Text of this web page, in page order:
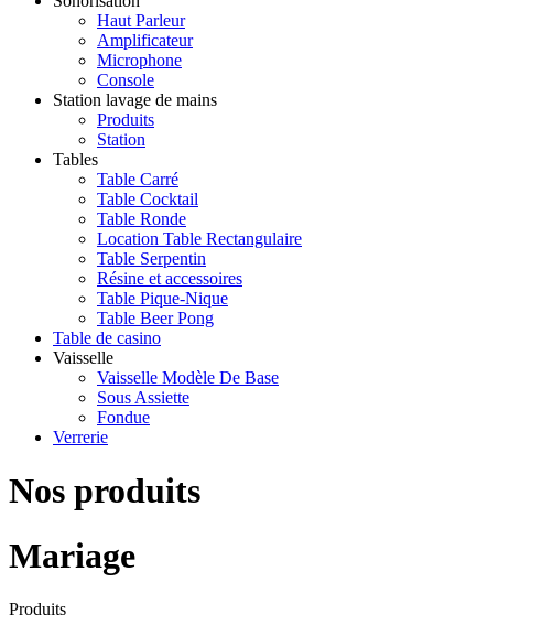
Haut Parleur
Amplificateur
Microphone
Console
Station lavage de mains
Produits
Station
Tables
Table Carré
Table Cocktail
Table Ronde
Location Table Rectangulaire
Table Serpentin
Résine et accessoires
Table Pique-Nique
Table Beer Pong
Table de casino
Vaisselle
Vaisselle Modèle De Base
Sous Assiette
Fondue
Verrerie
Nos produits
Mariage
Produits